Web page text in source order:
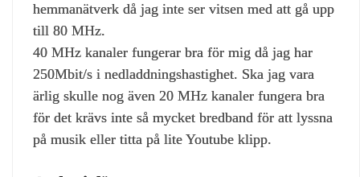
hemmanätverk då jag inte ser vitsen med att gå upp
till 80 MHz.
40 MHz kanaler fungerar bra för mig då jag har
250Mbit/s i nedladdningshastighet. Ska jag vara
ärlig skulle nog även 20 MHz kanaler fungera bra
för det krävs inte så mycket bredband för att lyssna
på musik eller titta på lite Youtube klipp.